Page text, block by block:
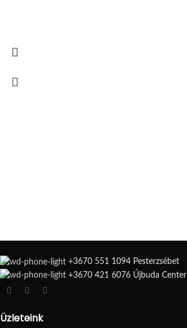
+3670 551 1094 Pesterzsébet
+3670 421 6076 Újbuda Center
Üzleteink